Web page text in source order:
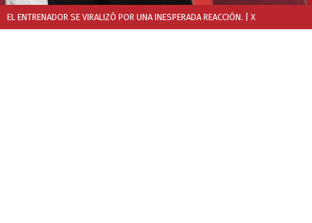
EL ENTRENADOR SE VIRALIZÓ POR UNA INESPERADA REACCIÓN. | X